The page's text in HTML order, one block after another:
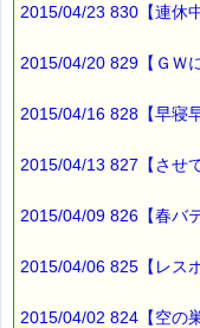
2015/04/23 830【連休
2015/04/20 829【ＧＷ
2015/04/16 828【早寝
2015/04/13 827【させ
2015/04/09 826【春バテ
2015/04/06 825【レス
2015/04/02 824【空の